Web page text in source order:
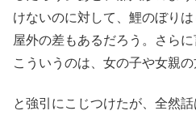
けないのに対して、鯉のぼり
屋外の差もあるだろう。さら
こういうのは、女の子や女親の
と強引にこじつけたが、全然